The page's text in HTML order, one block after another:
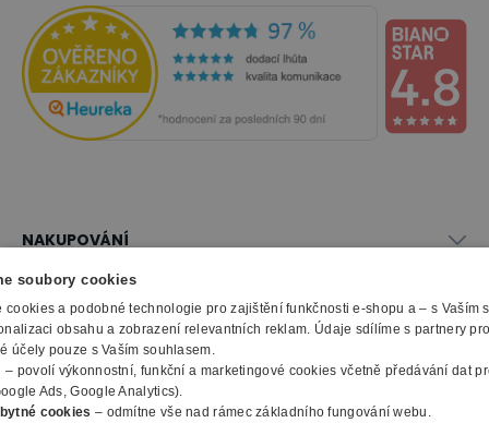
NAKUPOVÁNÍ
Vše o nákupu
Obchodní podmínky
Doprava a montáž
Možnosti platby
Záruka, servis, reklamace
Ochrana osobních údajů
SLUŽBY
Naše katalogy
Reklamační formulář
Výroba kancelářského nábytku
Zpracování elektroodpadu
O FIRMĚ
O nás
soubory cookies
cookies a podobné technologie pro zajištění funkčnosti e-shopu a – s Vaším
obsahu a zobrazení relevantních reklam. Údaje sdílíme s partnery
účely pouze s Vaším souhlasem.
– povolí výkonnostní, funkční a marketingové cookies včetně předávání dat
Ads, Google Analytics).
cookies – odmítne vše nad rámec základního fungování webu.